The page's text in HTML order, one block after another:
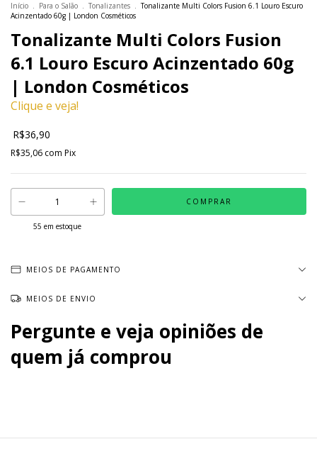
Início . Para o Salão . Tonalizantes . Tonalizante Multi Colors Fusion 6.1 Louro Escuro
Acinzentado 60g | London Cosméticos
Tonalizante Multi Colors Fusion
6.1 Louro Escuro Acinzentado 60g
| London Cosméticos
Clique e veja!
R$36,90
R$35,06 com Pix
55 em estoque
MEIOS DE PAGAMENTO
MEIOS DE ENVIO
Pergunte e veja opiniões de
quem já comprou